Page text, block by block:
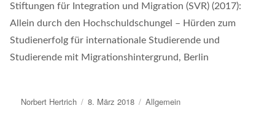
Stiftungen für Integration und Migration (SVR) (2017):
Allein durch den Hochschuldschungel – Hürden zum
Studienerfolg für internationale Studierende und
Studierende mit Migrationshintergrund, Berlin
Autor
Norbert Hertrich
Veröffentlicht
8. März 2018 Kategorien
Allgemein